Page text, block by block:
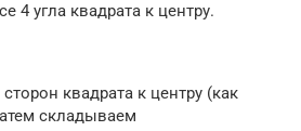
4 угла квадрата к центру.
квадрата к центру (как
складываем